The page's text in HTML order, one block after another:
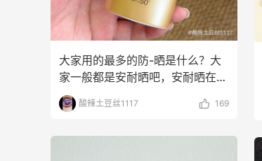
大家用的最多的防-晒是什么？大
家一般都是安耐晒吧，安耐晒在我
年轻的时候，大家就开
酸辣土豆丝1117 169